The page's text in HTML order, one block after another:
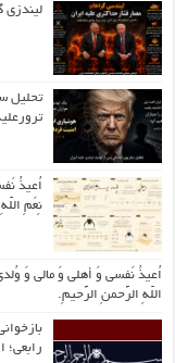
لیندزی
تحلیل
اُعیذُ
نِعَمِ
اُعیذُ نَفسی وَ أهلی وَ مالی وَ
اللّهِ الرَّحمنِ الرَّحیمِ.
رابعی؛